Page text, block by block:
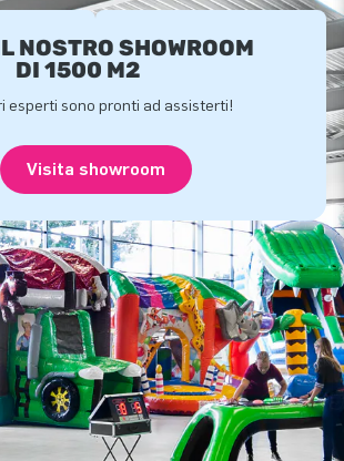
NOSTRO SHOWROOM
DI 1500 M2
esperti sono pronti ad assisterti!
Visita showroom